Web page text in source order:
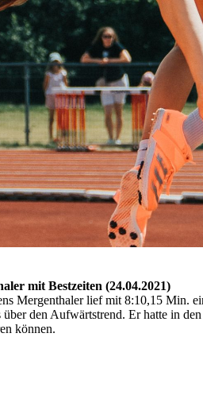
mit Bestzeiten (24.04.2021)
Mergenthaler lief mit 8:10,15 Min.
den Aufwärtstrend. Er hatte in
können.